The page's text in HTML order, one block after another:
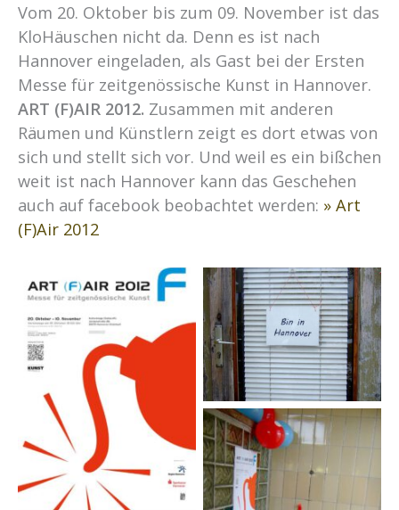
Vom 20. Oktober bis zum 09. November ist das
KloHäuschen nicht da. Denn es ist nach
Hannover eingeladen, als Gast bei der Ersten
Messe für zeitgenössische Kunst in Hannover.
ART (F)AIR 2012. Zusammen mit anderen
Räumen und Künstlern zeigt es dort etwas von
sich und stellt sich vor. Und weil es ein bißchen
weit ist nach Hannover kann das Geschehen
auch auf facebook beobachtet werden: » Art
(F)Air 2012